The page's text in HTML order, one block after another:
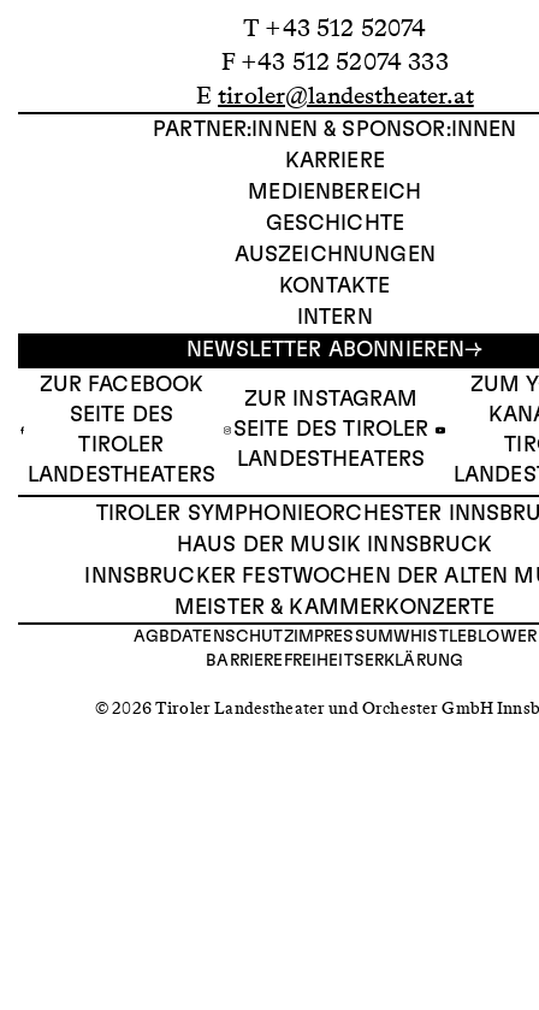
T +43 512 52074
F +43 512 52074 333
Etiroler@landestheater.at
PARTNER:INNEN & SPONSOR:INNEN
KARRIERE
MEDIENBEREICH
GESCHICHTE
AUSZEICHNUNGEN
KONTAKTE
INTERN
NEWSLETTER ABONNIEREN
ZUR FACEBOOK
SEITE DES
TIROLER
LANDESTHEATERS
ZUR INSTAGRAM
SEITE DES TIROLER
LANDESTHEATERS
ZUM
TIROLER SYMPHONIEORCHESTER
HAUS DER MUSIK INNSBRUCK
INNSBRUCKER FESTWOCHEN DER ALTEN
MEISTER & KAMMERKONZERTE
AGB DATENSCHUTZIMPRESSUMWHISTLEBLOWER
BARRIEREFREIHEITSERKLÄRUNG
© 2026 Tiroler Landestheater und Orchester GmbH